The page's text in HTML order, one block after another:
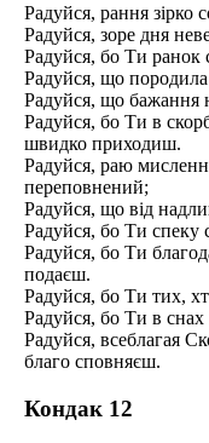
Радуйся, рання зірко
Радуйся, зоре дня
Радуйся, бо Ти ранок
Радуйся, що
Радуйся, що бажання
Радуйся, бо Ти в
швидко приходиш.
Радуйся, раю
переповнений;
Радуйся, що від
Радуйся, бо Ти спеку
Радуйся, бо Ти
подаєш.
Радуйся, бо Ти тих,
Радуйся, бо Ти в снах
Радуйся, всеблагая
благо сповняєш.
Кондак 12